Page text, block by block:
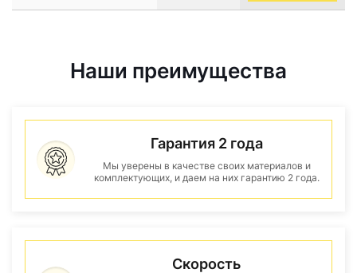
Наши преимущества
Гарантия 2 года
Мы уверены в качестве своих материалов и
комплектующих, и даем на них гарантию 2 года.
Скорость